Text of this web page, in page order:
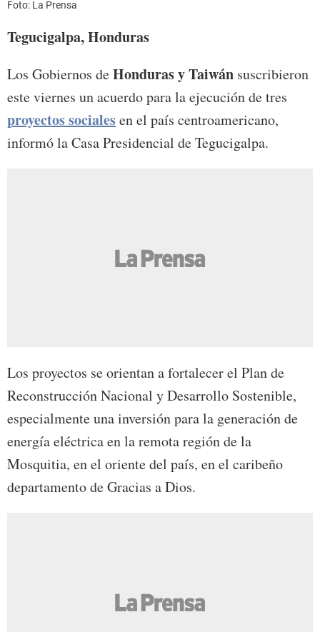
Foto: La Prensa
Tegucigalpa, Honduras
Los Gobiernos deHonduras y Taiwán suscribieron
este viernes un acuerdo para la ejecución de tres
proyectos socialesen el país centroamericano,
informó la Casa Presidencial de Tegucigalpa.
Los proyectos se orientan a fortalecer el Plan de
Reconstrucción Nacional y Desarrollo Sostenible,
especialmente una inversión para la generación de
energía eléctrica en la remota región de la
Mosquitia, en el oriente del país, en el caribeño
departamento de Gracias a Dios.